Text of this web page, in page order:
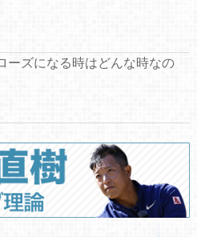
ーズになる時はどんな時なの